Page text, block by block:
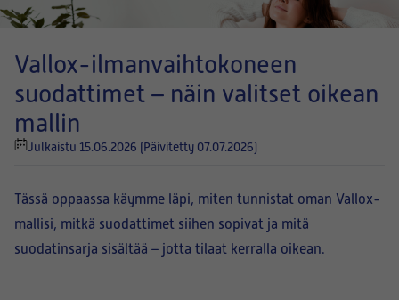
Vallox-ilmanvaihtokoneen
suodattimet – näin valitset oikean
mallin
Julkaistu 15.06.2026 (Päivitetty 07.07.2026)
Tässä oppaassa käymme läpi, miten tunnistat oman Vallox-
mallisi, mitkä suodattimet siihen sopivat ja mitä
suodatinsarja sisältää – jotta tilaat kerralla oikean.